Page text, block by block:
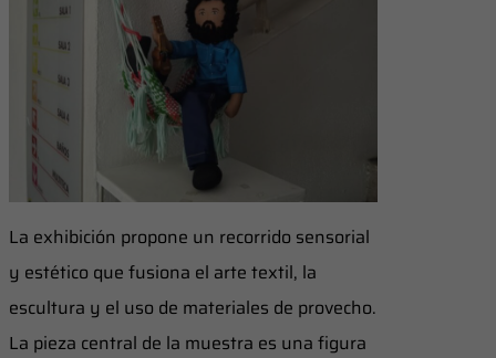
La exhibición propone un recorrido sensorial
y estético que fusiona el arte textil, la
escultura y el uso de materiales de provecho.
La pieza central de la muestra es una figura